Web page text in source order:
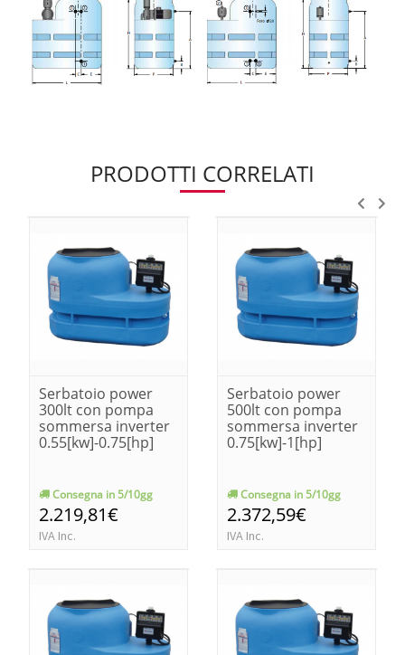
PRODOTTI CORRELATI
Serbatoio power
300lt con pompa
sommersa inverter
0.55[kw]-0.75[hp]
Consegna in 5/10gg
2.219,81€
IVA Inc.
Serbatoio power
500lt con pompa
sommersa inverter
0.75[kw]-1[hp]
Consegna in 5/10gg
2.372,59€
IVA Inc.